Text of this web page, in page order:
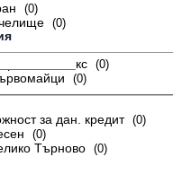
(0)
(0)
(0)
(0)
комплекс (0)
за дан. кредит (0)
Търново (0)